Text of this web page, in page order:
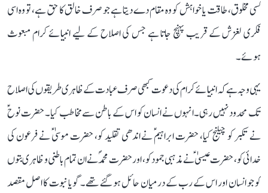
کسی مخلوق، طاقت یا خواہش کو وہ مقام دے دیتا ہے جو صرف خالق کا حق ہے، تو وہ اسی
فکری لغزش کے قریب پہنچ جاتا ہے جس کی اصلاح کے لیے انبیائے کرام مبعوث
ہوئے۔
یہی وجہ ہے کہ انبیائے کرام کی دعوت کبھی صرف عبادت کے ظاہری طریقوں کی اصلاح
تک محدود نہیں رہی۔ انہوں نے انسان کو اس کے باطن سے مخاطب کیا۔ حضرت نوحؑ
نے تکبر کو چیلنج کیا، حضرت ابراہیمؑ نے اندھی تقلید کو، حضرت موسیٰؑ نے فرعون کی
خدائی کو، حضرت عیسیٰؑ نے مذہبی جمود کو، اور حضرت محمدؐ نے ان تمام باطنی و ظاہری بتوں
کو جو انسان اور اس کے رب کے درمیان حائل ہو گئے تھے۔ گویا نبوت کا اصل مقصد